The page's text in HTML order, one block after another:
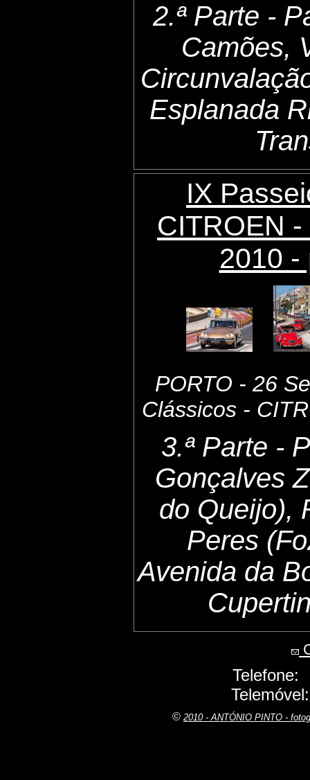
2.ª Parte -
Camões,
Esplanada
IX
CITROEN
2010 -
PORTO - 26
Clássicos -
3.ª Parte -
Gonçalves
do Queijo),
Peres
Avenida da
Telefone:
© 2010 - ANTÓNIO PINTO -